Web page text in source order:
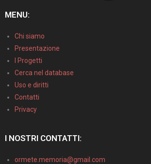
MENU:
Chi siamo
Presentazione
I Progetti
Cerca nel database
Uso e diritti
Contatti
Privacy
I NOSTRI CONTATTI:
ormete.memoria@gmail.com